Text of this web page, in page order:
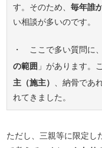
す。そのため、毎年誰
い相談が多いのです。
・ ここで多い質問に
の範囲 」があります。
主（施主）
、納骨であ
れてきました。
ただし、三親等に限定し